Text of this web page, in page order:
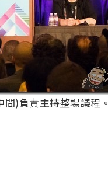
)負責主持整場議程。